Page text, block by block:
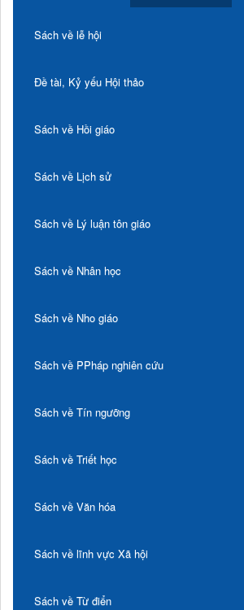
Sách về lễ hội
Đề tài, Kỷ yếu Hội thảo
Sách về Hồi giáo
Sách về Lịch sử
Sách về Lý luận tôn giáo
Sách về Nhân học
Sách về Nho giáo
Sách về PPháp nghiên cứu
Sách về Tín ngưỡng
Sách về Triết học
Sách về Văn hóa
Sách về lĩnh vực Xã hội
Sách về Từ điển